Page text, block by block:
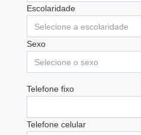
Escolaridade
Selecione a escolaridade
Sexo
Selecione o sexo
Telefone fixo
Telefone celular